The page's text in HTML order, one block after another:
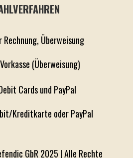
(Überweisung)
Kreditkarte oder PayPal
GbR 2025 | Alle Rechte